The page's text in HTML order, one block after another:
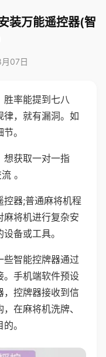
装万能遥控器(智
07日
胜率能提到七八
律，就有漏洞。如
。
想获取一对一指
。
器;普通麻将机程
麻将机进行复杂安
备或工具。
些智能控牌器通过
。手机端软件预设
，控牌器接收到信
在麻将机洗牌、
。